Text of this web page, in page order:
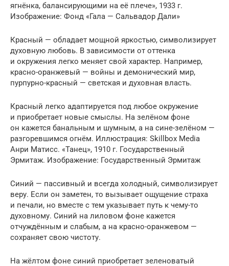
ягнёнка, балансирующими на её плече», 1933 г.
Изображение: Фонд «Гала — Сальвадор Дали»
Красный — обладает мощной яркостью, символизирует
духовную любовь. В зависимости от оттенка
и окружения легко меняет свой характер. Например,
красно-оранжевый — войны и демонический мир,
пурпурно-красный — светская и духовная власть.
Красный легко адаптируется под любое окружение
и приобретает новые смыслы. На зелёном фоне
он кажется банальным и шумным, а на сине-зелёном —
разгоревшимся огнём. Иллюстрация: Skillbox Media
Анри Матисс. «Танец», 1910 г. Государственный
Эрмитаж. Изображение: Государственный Эрмитаж
Синий — пассивный и всегда холодный, символизирует
веру. Если он заметен, то вызывает ощущение страха
и печали, но вместе с тем указывает путь к чему-то
духовному. Синий на лиловом фоне кажется
отчуждённым и слабым, а на красно-оранжевом —
сохраняет свою чистоту.
На жёлтом фоне синий приобретает зеленоватый